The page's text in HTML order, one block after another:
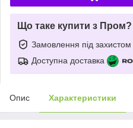
Що таке купити з Пром?
Замовлення під захистом
Доступна доставка
Опис Характеристики